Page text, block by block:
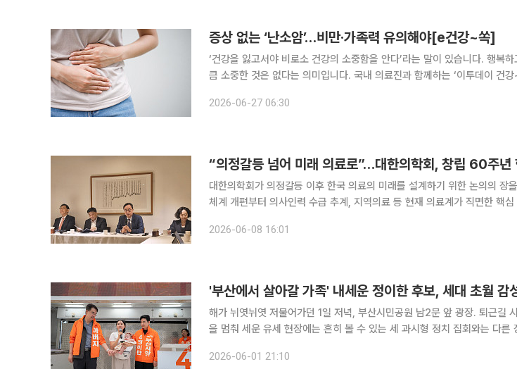
증상 없는 ‘난소암’…비만·가족력 유의해야[e건강~쏙]
‘건강을 잃고서야 비로소 건강의 소중함을 안다’라는 말이 있습니다. 행복
큼 소중한 것은 없다는 의미입니다. 국내 의료진과 함께하는 ‘이투데이 건
발견이 늦어지는 경우가 적지 않다. 복부 깊숙한 곳에 위치한 난
2026-06-27 06:30
“의정갈등 넘어 미래 의료로”…대한의학회, 창립 60주년
대한의학회가 의정갈등 이후 한국 의료의 미래를 설계하기 위한 논의의 장
체계 개편부터 의사인력 수급 추계, 지역의료 등 현재 의료계가 직면한 핵
에서 창립 60주년 기념 ‘2026 대한의학회 학술대회’를 개최한다고
2026-06-08 16:01
'부산에서 살아갈 가족' 내세운 정이한 후보, 세대 초월 감
해가 뉘엿뉘엿 저물어가던 1일 저녁, 부산시민공원 남2문 앞 광장. 퇴근길
을 멈춰 세운 유세 현장에는 흔히 볼 수 있는 세 과시형 정치 집회와는 다른 장
수, 그리고 생후 4개월 된 아들 정온 군까지 한 가족의 3대가
2026-06-01 21:10